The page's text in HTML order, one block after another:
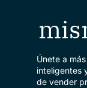
Únete a
inteligentes
de vender